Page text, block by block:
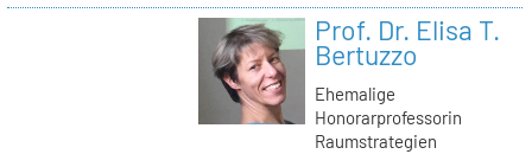
Prof. Dr. Elisa T.
Bertuzzo
Ehemalige
Honorarprofessorin
Raumstrategien